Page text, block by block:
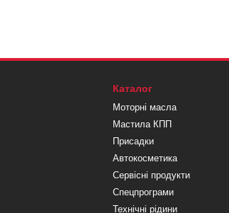
Каталог
Моторні масла
Мастила КПП
Присадки
Автокосметика
Сервісні продукти
Спецпрограми
Технічні рідини